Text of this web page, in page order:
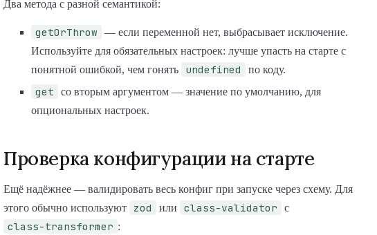
Два метода с разной семантикой:
getOrThrow
— если переменной нет, выбрасывает исключение.
Используйте для обязательных настроек: лучше упасть на старте с
понятной ошибкой, чем гонять
undefined по коду.
get
со вторым аргументом — значение по умолчанию, для
опциональных настроек.
Проверка конфигурации на старте
Ещё надёжнее — валидировать весь конфиг при запуске через схему. Для
этого обычно используют
zod или class-validator с
class-transformer :